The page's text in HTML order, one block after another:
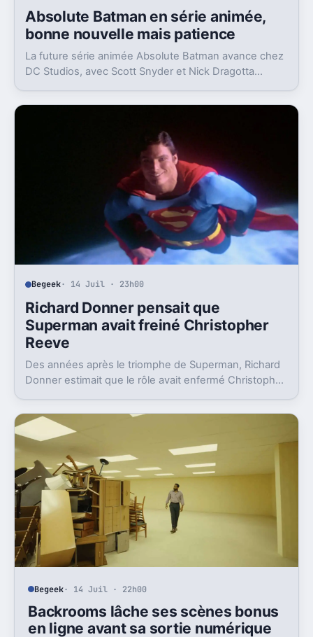
Absolute Batman en série animée,
bonne nouvelle mais patience
La future série animée Absolute Batman avance chez
DC Studios, avec Scott Snyder et Nick Dragotta
demain.
Begeek· 14 Juil · 23h00
Richard Donner pensait que
Superman avait freiné Christopher
Reeve
Des années après le triomphe de Superman, Richard
Donner estimait que le rôle avait enfermé Christopher
sortir.
Begeek· 14 Juil · 22h00
Backrooms lâche ses scènes bonus
en ligne avant sa sortie numérique